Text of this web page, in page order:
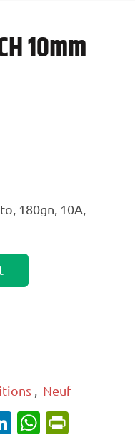
10mm
180gn, 10A,
Neuf
LinkedIn